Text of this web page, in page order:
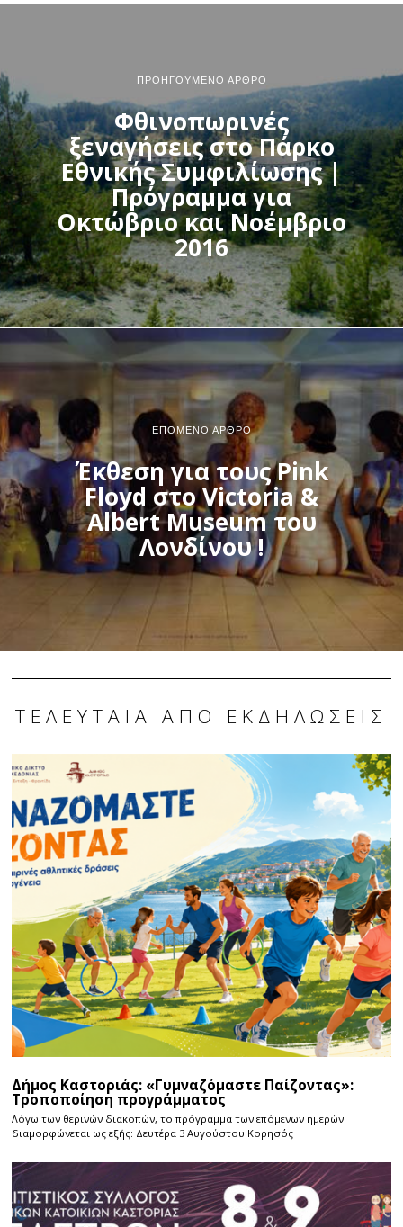
ΠΡΟΗΓΟΎΜΕΝΟ ΆΡΘΡΟ
Φθινοπωρινές
ξεναγήσεις στο Πάρκο
Εθνικής Συμφιλίωσης |
Πρόγραμμα για
Οκτώβριο και Νοέμβριο
2016
ΕΠΌΜΕΝΟ ΆΡΘΡΟ
Έκθεση για τους Pink
Floyd στο Victoria &
Albert Museum του
Λονδίνου !
ΤΕΛΕΥΤΑΊΑ ΑΠΌ ΕΚΔΗΛΏΣΕΙΣ
Δήμος Καστοριάς: «Γυμναζόμαστε Παίζοντας»:
Τροποποίηση προγράμματος
Λόγω των θερινών διακοπών, το πρόγραμμα των επόμενων ημερών
διαμορφώνεται ως εξής: Δευτέρα 3 Αυγούστου Κορησός